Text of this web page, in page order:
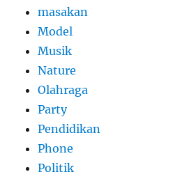
masakan
Model
Musik
Nature
Olahraga
Party
Pendidikan
Phone
Politik